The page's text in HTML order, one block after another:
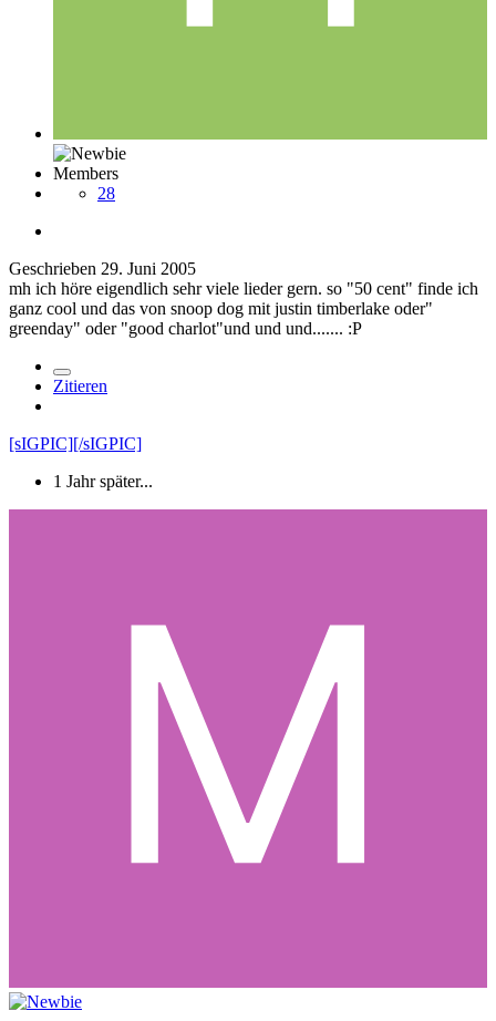
Members
28
Geschrieben 29. Juni 2005
mh ich höre eigendlich sehr viele lieder gern. so "50 cent" finde ich
ganz cool und das von snoop dog mit justin timberlake oder"
greenday" oder "good charlot"und und und....... :P
Zitieren
[sIGPIC][/sIGPIC]
1 Jahr später...